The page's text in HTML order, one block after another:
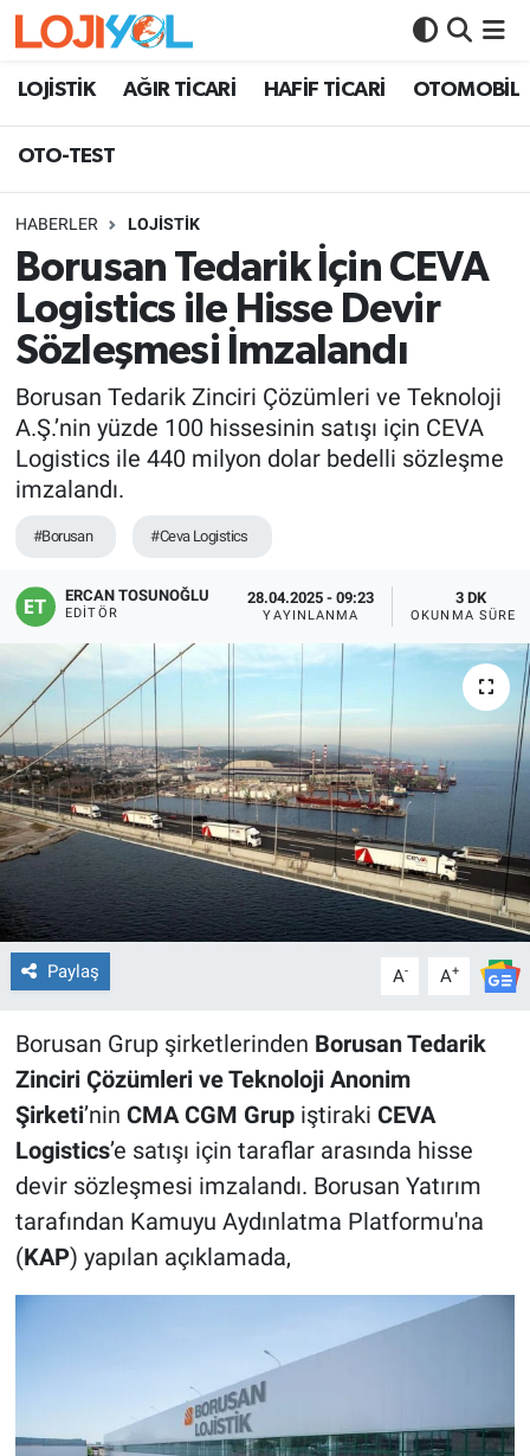
LOJİSTİK AĞIR TİCARİ HAFİF TİCARİ OTOMOBİL
OTO-TEST
HABERLER LOJİSTİK
Borusan Tedarik İçin CEVA
Logistics ile Hisse Devir
Sözleşmesi İmzalandı
Borusan Tedarik Zinciri Çözümleri ve Teknoloji
A.Ş.’nin yüzde 100 hissesinin satışı için CEVA
Logistics ile 440 milyon dolar bedelli sözleşme
imzalandı.
#Borusan #Ceva Logistics
ERCAN TOSUNOĞLU
EDITÖR
28.04.2025 - 09:23
YAYINLANMA
3 DK
OKUNMA SÜRESI
Paylaş A- A+
Borusan Grup şirketlerinden Borusan Tedarik
Zinciri Çözümleri ve Teknoloji Anonim
Şirketi’nin CMA CGM Grupiştiraki CEVA
Logistics’e satışı için taraflar arasında hisse
devir sözleşmesi imzalandı. Borusan Yatırım
tarafından Kamuyu Aydınlatma Platformu'na
(KAP) yapılan açıklamada,
OTO-TEST